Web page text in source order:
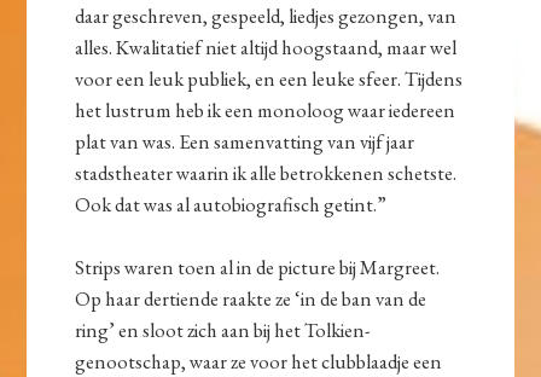
daar geschreven, gespeeld, liedjes gezongen, van
alles. Kwalitatief niet altijd hoogstaand, maar wel
voor een leuk publiek, en een leuke sfeer. Tijdens
het lustrum heb ik een monoloog waar iedereen
plat van was. Een samenvatting van vijf jaar
stadstheater waarin ik alle betrokkenen schetste.
Ook dat was al autobiografisch getint.”
Strips waren toen al in de picture bij Margreet.
Op haar dertiende raakte ze ‘in de ban van de
ring’ en sloot zich aan bij het Tolkien-
genootschap, waar ze voor het clubblaadje een